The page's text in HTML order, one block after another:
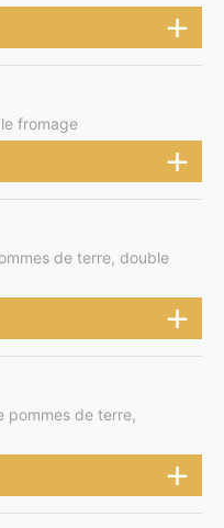
fromage
de terre, double
pommes de terre,